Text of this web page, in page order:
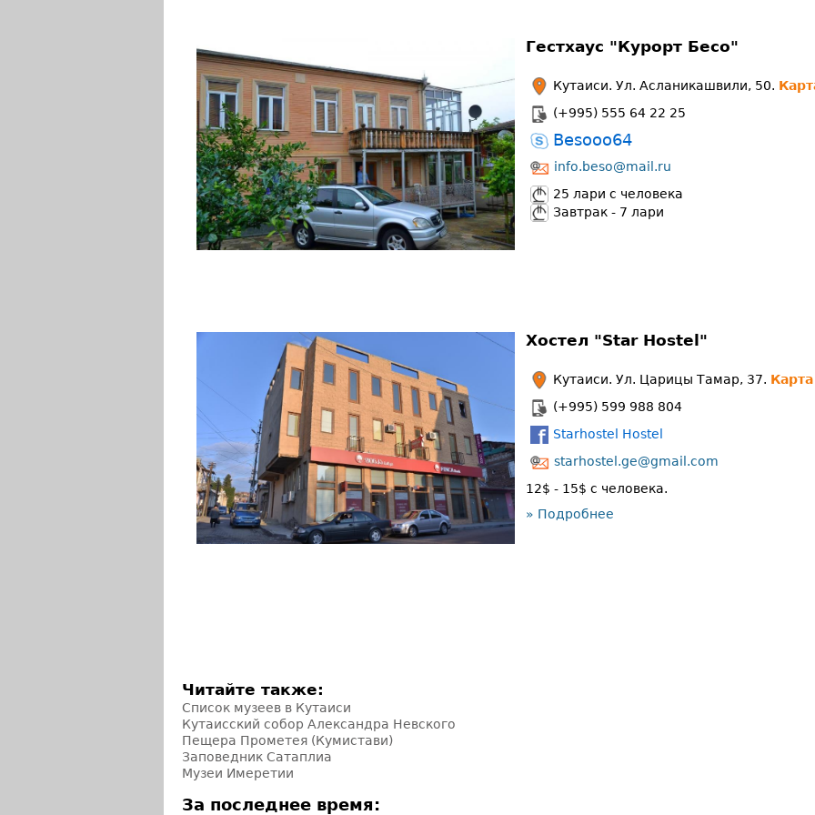
Гестхаус "Курорт Бесо"
Кутаиси. Ул. Асланикашвили, 50.
(+995) 555 64 22 25
Besooo64
info.beso@mail.ru
25 лари с человека
Завтрак - 7 лари
Хостел "Star Hostel"
Кутаиси. Ул. Царицы Тамар, 37. Карта
(+995) 599 988 804
Starhostel Hostel
starhostel.ge@gmail.com
12$ - 15$ с человека.
» Подробнее
Читайте также:
Список музеев в Кутаиси
Кутаисский собор Александра Невского
Пещера Прометея (Кумистави)
Заповедник Сатаплиа
Музеи Имеретии
За последнее время: